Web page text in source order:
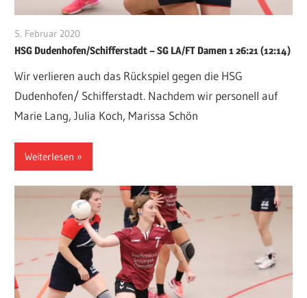
5. Februar 2020
HSG Dudenhofen/Schifferstadt – SG LA/FT Damen 1 26:21 (12:14)
Wir verlieren auch das Rückspiel gegen die HSG
Dudenhofen/ Schifferstadt. Nachdem wir personell auf
Marie Lang, Julia Koch, Marissa Schön
Weiterlesen